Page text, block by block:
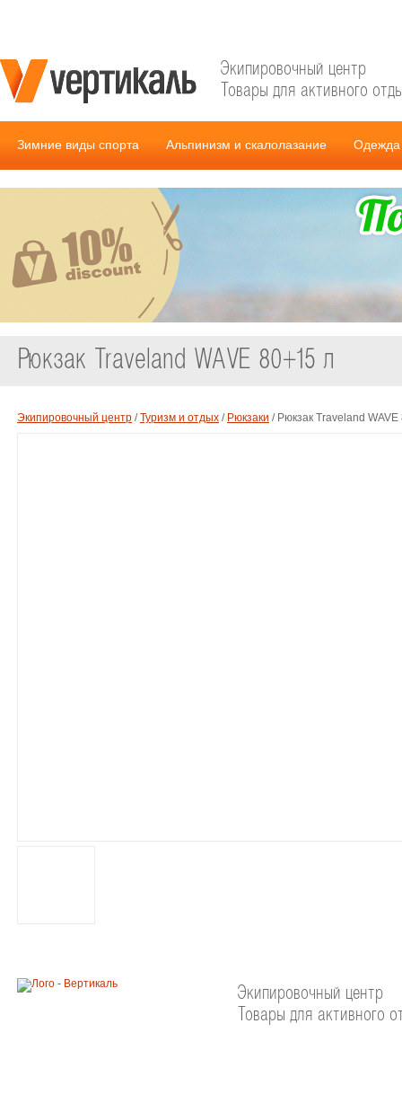
Экипировочный центр
Товары для активного
Зимние виды спорта Альпинизм и скалолазание Одежда
Рюкзак Traveland WAVE 80+15 л
Экипировочный центр /Туризм и отдых / Рюкзаки / Рюкзак Traveland
Экипировочный центр
Товары для активного